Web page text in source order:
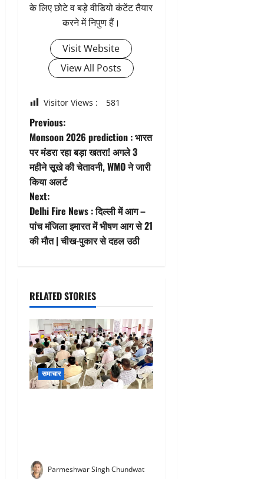
के लिए छोटे व बड़े वीडियो कंटेंट तैयार
करने में निपुण हैं।
Visit Website
View All Posts
Visitor Views : 581
P
o
s
t
n
a
i
g
a
t
Previous:
Monsoon 2026 prediction : भारत
पर मंडरा रहा बड़ा खतरा! अगले 3
महीने सूखे की चेतावनी, WMO ने जारी
किया अलर्ट
Next:
Delhi Fire News : दिल्ली में आग –
पांच मंजिला इमारत में भीषण आग से 21
की मौत | चीख-पुकार से दहल उठी
RELATED STORIES
समाचार
Parmeshwar Singh Chundwat